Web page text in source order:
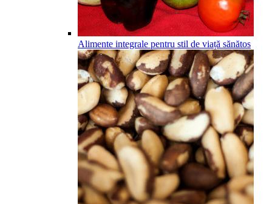
Alimente integrale pentru stil de viață sănătos